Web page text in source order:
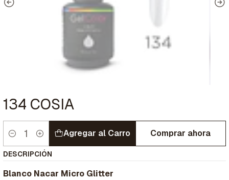
134 COSIA
Cantidad
Agregar al Carro Comprar ahora
DESCRIPCIÓN
Blanco Nacar Micro Glitter